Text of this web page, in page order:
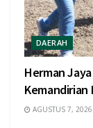
DAERAH
Herman
AGUSTUS 7, 2026